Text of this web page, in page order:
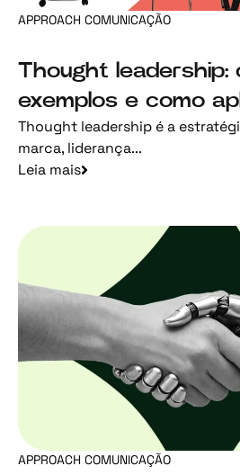
APPROACH COMUNICAÇÃO
Thought leadership:
exemplos e como
Thought leadership é a
marca, liderança...
Leia mais
APPROACH COMUNICAÇÃO